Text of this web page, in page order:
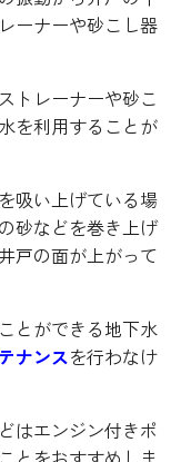
ーナーや砂こし器
トレーナーや砂こ
を利用することが
吸い上げている場
砂などを巻き上げ
戸の面が上がって
とができる地下水
ナンスを行わなけ
はエンジン付きポ